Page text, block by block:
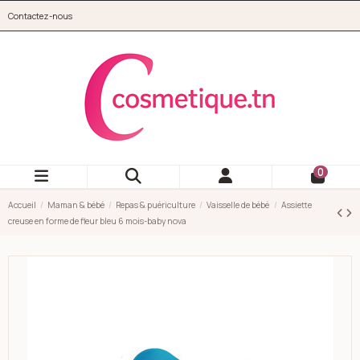
Contactez-nous
0
Accueil Maman & bébé Repas & puériculture Vaisselle de bébé
Assiette
creuse en forme de fleur bleu 6 mois-baby nova